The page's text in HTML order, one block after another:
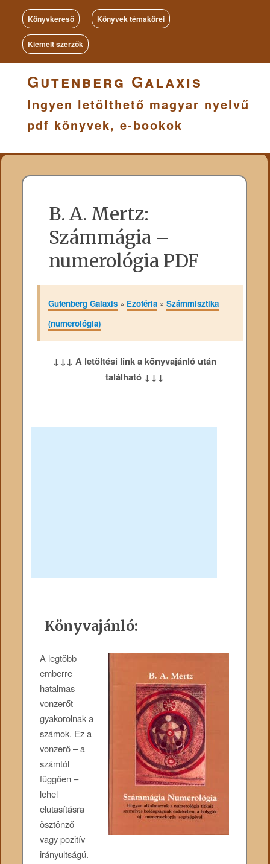
Könyvkereső Könyvek témakörei
Kiemelt szerzők
Gutenberg Galaxis
Ingyen letölthető magyar nyelvű
pdf könyvek, e-bookok
B. A. Mertz:
Számmágia –
numerológia PDF
Gutenberg Galaxis» Ezotéria» Számmisztika
(numerológia)
↓↓↓ A letöltési link a könyvajánló után
található ↓↓↓
Könyvajánló:
A legtöbb
emberre
hatalmas
vonzerőt
gyakorolnak a
számok. Ez a
vonzerő – a
számtól
függően –
lehel
elutasításra
ösztönző
vagy pozitív
irányultságú.